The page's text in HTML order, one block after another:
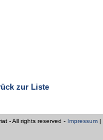
zur Liste
- All rights reserved - Impressum |